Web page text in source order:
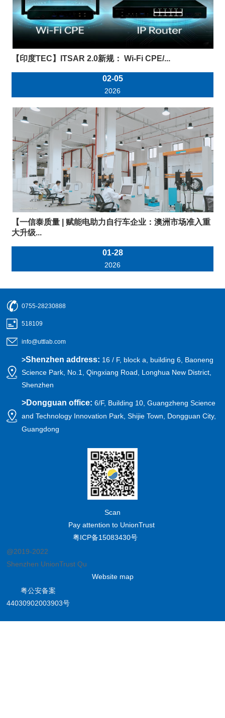
【印度TEC】ITSAR 2.0新规： Wi-Fi CPE/...
02-05
2026
【一信泰质量 | 赋能电助力自行车企业：澳洲市场准入重
大升级...
01-28
2026
0755-28230888
518109
info@uttlab.com
>Shenzhen address: 16 / F, block a, building 6, Baoneng
Science Park, No.1, Qingxiang Road, Longhua New District,
Shenzhen
>Dongguan office:6/F, Building 10, Guangzheng Science
and Technology Innovation Park, Shijie Town, Dongguan City,
Guangdong
Scan
Pay attention to UnionTrust
粤ICP备15083430号
@2019-2022
Shenzhen UnionTrust Quality and Technology Co., Ltd.
Website map
粤公安备案
44030902003903号